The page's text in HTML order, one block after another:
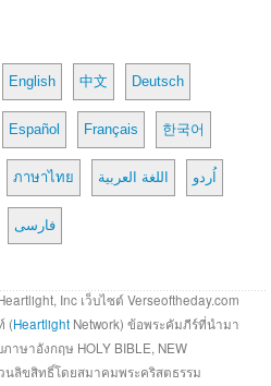
English 中文 Deutsch
Español Français 한국어
ภาษาไทย اللغة العربية اُردو
فارسی
Inc เว็บไซต์ Verseoftheday.com
(Heartlight Network) ข้อพระคัมภีร์ที่นำมา
ษาอังกฤษ HOLY BIBLE, NEW
วนลิขสิทธิ์โดยสมาคมพระคริสตธรรม